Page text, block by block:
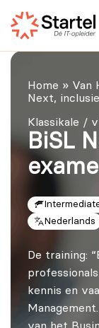
Home » Van
Next,
Klassikale /
BiSL
Nederlands
De training:
kennis en
van het